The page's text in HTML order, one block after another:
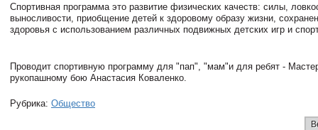
Спортивная программа это развитие физических качеств: силы,
выносливости, приобщение детей к здоровому образу жизни,
здоровья с использованием различных подвижных детских игр и
Проводит спортивную программу для "пап", "мам"и для ребят -
рукопашному бою Анастасия Коваленко.
Рубрика: Общество